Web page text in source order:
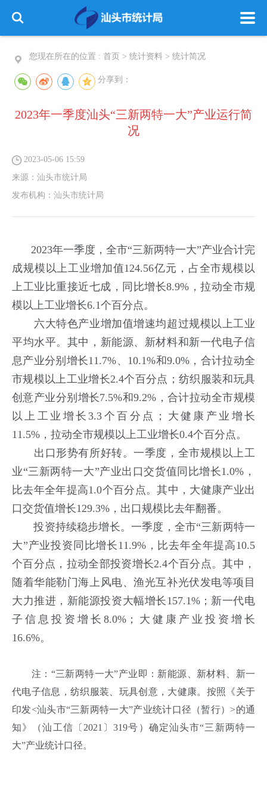
您现在所在的位置 : 首页 > 统计资料 > 统计简况
分享到：
2023年一季度汕头“三新两特一大”产业运行简
况
2023-05-06 15:59
来源： 汕头市统计局
发布机构： 汕头市统计局
2023年一季度，全市“三新两特一大”产业合计完
成规模以上工业增加值124.56亿元，占全市规模以
上工业比重接近七成，同比增长8.9%，拉动全市规
模以上工业增长6.1个百分点。
六大特色产业增加值增速均超过规模以上工业
平均水平。其中，新能源、新材料和新一代电子信
息产业分别增长11.7%、10.1%和9.0%，合计拉动全
市规模以上工业增长2.4个百分点；纺织服装和玩具
创意产业分别增长7.5%和9.2%，合计拉动全市规模
以上工业增长3.3个百分点；大健康产业增长
11.5%，拉动全市规模以上工业增长0.4个百分点。
出口形势有所好转。一季度，全市规模以上工
业“三新两特一大”产业出口交货值同比增长1.0%，
比去年全年提高1.0个百分点。其中，大健康产业出
口交货值增长129.3%，出口规模比去年翻番。
投资持续稳步增长。一季度，全市“三新两特一
大”产业投资同比增长11.9%，比去年全年提高10.5
个百分点，拉动全部投资增长2.4个百分点。其中，
随着华能勒门海上风电、渔光互补光伏发电等项目
大力推进，新能源投资大幅增长157.1%；新一代电
子信息投资增长8.0%；大健康产业投资增长
16.6%。
注：“三新两特一大”产业即：新能源、新材料、新一
代电子信息，纺织服装、玩具创意，大健康。按照《关于
印发<汕头市“三新两特一大”产业统计口径（暂行）>的通
知》（汕工信〔2021〕319号）确定汕头市“三新两特一
大”产业统计口径。